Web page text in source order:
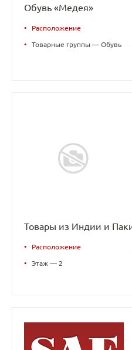
Обувь «Медея»
• Расположение
• Товарные группы — Обувь
Товары из Индии и
• Расположение
• Этаж — 2